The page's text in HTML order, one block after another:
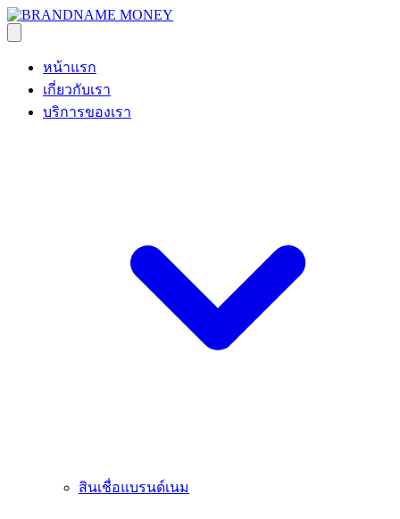
หน้าแรก
เกี่ยวกับเรา
บริการของเรา
สินเชื่อแบรนด์เนม